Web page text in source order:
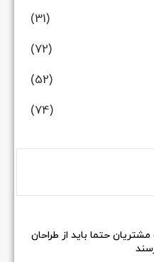
حتما باید از طراحان